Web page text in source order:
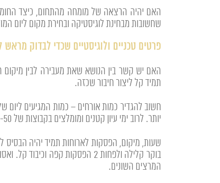
האם יהיה הרצאה של מומחה מהתחום, כיצד
שחשובות מבחינת לוגיסטיקה ובחירת מקום ליום
פרטים טכניים ולוגיסטיים שכדי לבדוק
האם יש קשר בין הנושא שאת מעבירה לבין מיקום
תמיד קל ליצור חיבור שכזה.
חשוב להגדיר כמות אורחים – כמות המגיעים
יותר. לרוב ימי עיון קטנים ומומלצים בקבוצות של 30-50 אורחים במידה ויש לכם פעילות ל 50 – 200 אורחים ניתן לחשוב על פיצול או בחירת חללים גדולים יותר.
שעות, מיקום, הפסקות לארוחות תמיד יהיה הבסיס
בוקר קלילה ולפחות 2 הפסקות
המרצים השונים.